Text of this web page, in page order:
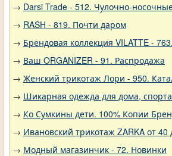
→ Darsi Trade - 512. Чулочно-
→ RASH - 819. Почти даром
→ Брендовая коллекция VILATTE -
→ Ваш ORGANIZER - 91. Распродажа
→ Женский трикотаж Лори - 950.
→ Шикарная одежда для дома,
→ Ко Сумкины дети. 100% Копии
→ Ивановский трикотаж ZARKA от
→ Модный магазинчик - 72. Новинки